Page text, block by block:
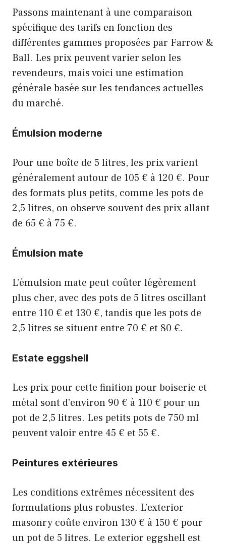
Passons maintenant à une comparaison
spécifique des tarifs en fonction des
différentes gammes proposées par Farrow &
Ball. Les prix peuvent varier selon les
revendeurs, mais voici une estimation
générale basée sur les tendances actuelles
du marché.
Émulsion moderne
Pour une boîte de 5 litres, les prix varient
généralement autour de 105 € à 120 €. Pour
des formats plus petits, comme les pots de
2,5 litres, on observe souvent des prix allant
de 65 € à 75 €.
Émulsion mate
L’émulsion mate peut coûter légèrement
plus cher, avec des pots de 5 litres oscillant
entre 110 € et 130 €, tandis que les pots de
2,5 litres se situent entre 70 € et 80 €.
Estate eggshell
Les prix pour cette finition pour boiserie et
métal sont d’environ 90 € à 110 € pour un
pot de 2,5 litres. Les petits pots de 750 ml
peuvent valoir entre 45 € et 55 €.
Peintures extérieures
Les conditions extrêmes nécessitent des
formulations plus robustes. L’exterior
masonry coûte environ 130 € à 150 € pour
un pot de 5 litres. Le exterior eggshell est